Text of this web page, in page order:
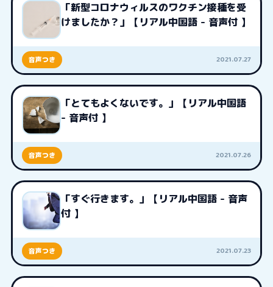
「新型コロナウィルスのワクチン接種を受
けましたか？」【リアル中国語 - 音声付 】
音声つき 2021.07.27
「とてもよくないです。」【リアル中国語
- 音声付 】
音声つき 2021.07.26
「すぐ行きます。」【リアル中国語 - 音声
付 】
音声つき 2021.07.23